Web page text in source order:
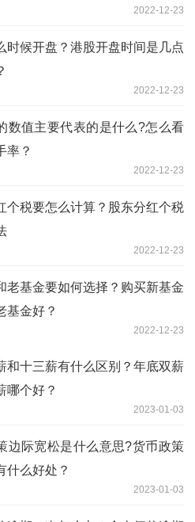
2022-12-23
时候开盘？港股开盘时间是几点
2022-12-23
数值主要代表的是什么?怎么看
率？
2022-12-23
个税要怎么计算？股东分红个税
2022-12-23
老基金要如何选择？购买新基金
基金好？
2022-12-23
和十三薪有什么区别？年底双薪
哪个好？
2023-01-03
边际宽松是什么意思?货币政策
什么好处？
2023-01-03